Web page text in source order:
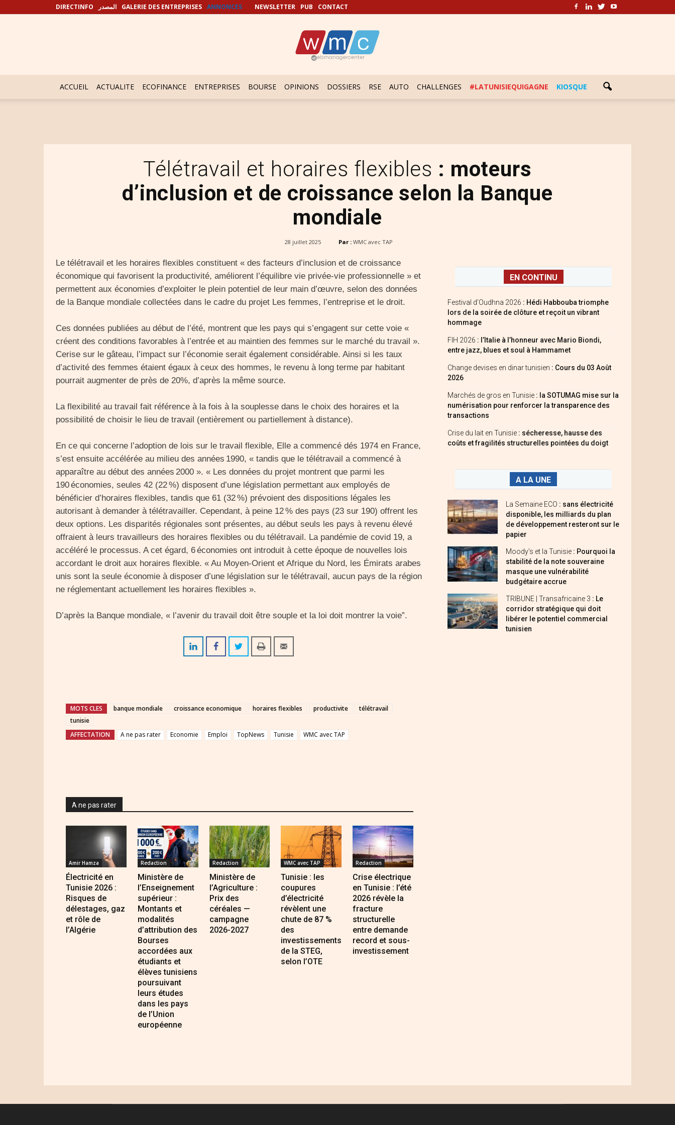
DIRECTINFO المصدر GALERIE DES ENTREPRISES ANNONCES NEWSLETTER PUB CONTACT
ACCUEIL ACTUALITE ECOFINANCE ENTREPRISES BOURSE OPINIONS DOSSIERS RSE AUTO CHALLENGES #LATUNISIEQUIGAGNE KIOSQUE
Télétravail et horaires flexibles : moteurs
d’inclusion et de croissance selon la Banque
mondiale
28 juillet 2025 Par : WMC avec TAP
Le télétravail et les horaires flexibles constituent « des facteurs d’inclusion et de croissance
économique qui favorisent la productivité, améliorent l’équilibre vie privée-vie professionnelle » et
permettent aux économies d’exploiter le plein potentiel de leur main d’œuvre, selon des données
de la Banque mondiale collectées dans le cadre du projet Les femmes, l’entreprise et le droit.
Ces données publiées au début de l’été, montrent que les pays qui s’engagent sur cette voie «
créent des conditions favorables à l’entrée et au maintien des femmes sur le marché du travail ».
Cerise sur le gâteau, l’impact sur l’économie serait également considérable. Ainsi si les taux
d’activité des femmes étaient égaux à ceux des hommes, le revenu à long terme par habitant
pourrait augmenter de près de 20%, d’après la même source.
La flexibilité au travail fait référence à la fois à la souplesse dans le choix des horaires et la
possibilité de choisir le lieu de travail (entièrement ou partiellement à distance).
En ce qui concerne l’adoption de lois sur le travail flexible, Elle a commencé dés 1974 en France,
s’est ensuite accélérée au milieu des années 1990, « tandis que le télétravail a commencé à
apparaître au début des années 2000 ». « Les données du projet montrent que parmi les
190 économies, seules 42 (22 %) disposent d’une législation permettant aux employés de
bénéficier d’horaires flexibles, tandis que 61 (32 %) prévoient des dispositions légales les
autorisant à demander à télétravailler. Cependant, à peine 12 % des pays (23 sur 190) offrent les
deux options. Les disparités régionales sont présentes, au début seuls les pays à revenu élevé
offraient à leurs travailleurs des horaires flexibles ou du télétravail. La pandémie de covid 19, a
accéléré le processus. A cet égard, 6 économies ont introduit à cette époque de nouvelles lois
accordant le droit aux horaires flexible. « Au Moyen-Orient et Afrique du Nord, les Émirats arabes
unis sont la seule économie à disposer d’une législation sur le télétravail, aucun pays de la région
ne réglementant actuellement les horaires flexibles ».
D’après la Banque mondiale, « l’avenir du travail doit être souple et la loi doit montrer la voie”.
MOTS CLES banque mondiale croissance economique horaires flexibles productivite
télétravail
tunisie
AFFECTATION
A ne pas rater Economie Emploi TopNews Tunisie WMC avec TAP
A ne pas rater
Amir Hamza
Électricité en
Tunisie 2026 :
Risques de
délestages, gaz
et rôle de
l’Algérie
Redaction
Ministère de
l’Enseignement
supérieur :
Montants et
modalités
d’attribution des
Bourses
accordées aux
étudiants et
élèves tunisiens
poursuivant
leurs études
dans les pays
de l’Union
européenne
Redaction
Ministère de
l’Agriculture :
Prix des
céréales —
campagne
2026-2027
WMC avec TAP
Tunisie : les
coupures
d’électricité
révèlent une
chute de 87 %
des
investissements
de la STEG,
selon l’OTE
Redaction
Crise électrique
en Tunisie : l’été
2026 révèle la
fracture
structurelle
entre demande
record et sous-
investissement
EN CONTINU
Festival d’Oudhna 2026 : Hédi Habbouba triomphe
lors de la soirée de clôture et reçoit un vibrant
hommage
FIH 2026 : l’Italie à l’honneur avec Mario Biondi,
entre jazz, blues et soul à Hammamet
Change devises en dinar tunisien : Cours du 03 Août
2026
Marchés de gros en Tunisie : la SOTUMAG mise sur la
numérisation pour renforcer la transparence des
transactions
Crise du lait en Tunisie : sécheresse, hausse des
coûts et fragilités structurelles pointées du doigt
A LA UNE
La Semaine ECO : sans électricité
disponible, les milliards du plan
de développement resteront sur le
papier
Moody’s et la Tunisie : Pourquoi la
stabilité de la note souveraine
masque une vulnérabilité
budgétaire accrue
TRIBUNE | Transafricaine 3 : Le
corridor stratégique qui doit
libérer le potentiel commercial
tunisien